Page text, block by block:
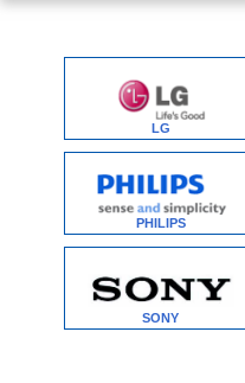
LG
PHILIPS
SONY